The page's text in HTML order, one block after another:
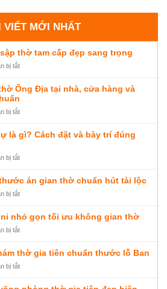
VIẾT MỚI NHẤT
thờ tam cấp đẹp sang trọng
bị tắtở
các
mẫu
thờ
cấp
sang
Ông Địa tại nhà, cửa hàng và
bị tắtở
trí
đặt
thờ
Địa
tại
cửa
hàng
và
bày
trí
là gì? Cách đặt và bày trí đúng
bị tắtở
thờ
tự
gì?
Cách
và
trí
án gian thờ chuẩn hút tài lộc
bị tắtở
loại
kích
thước
gian
thờ
hút
nhỏ gọn tối ưu không gian thờ
bị tắtở
tủ
mini
thờ gia tiên chuẩn thước lỗ Ban
bị tắtở
thước